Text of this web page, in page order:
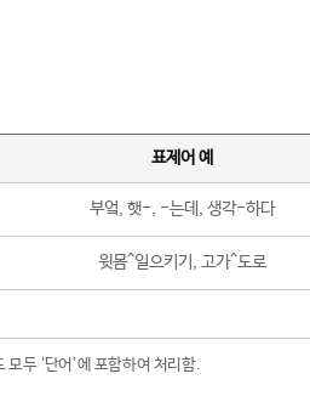
표제어 예
부엌, 햇-, -는데, 생각-하다
윗몸^일으키기, 고가^도로
두 ‘단어’에 포함하여 처리함.